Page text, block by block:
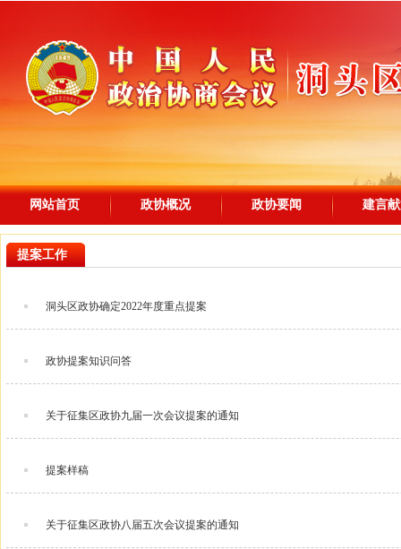
网站首页 政协概况 政协要闻 建言
提案工作
洞头区政协确定2022年度重点提案
政协提案知识问答
关于征集区政协九届一次会议提案的通知
提案样稿
关于征集区政协八届五次会议提案的通知